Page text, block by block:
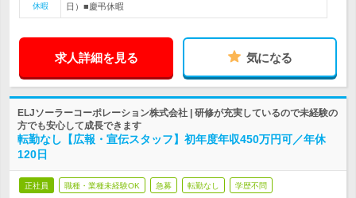
休暇
日）■慶弔休暇
求人詳細を見る 気になる
ELJソーラーコーポレーション株式会社 | 研修が充実しているので未経験の
方でも安心して成長できます
転勤なし【広報・宣伝スタッフ】初年度年収450万円可／年休
120日
正社員 職種・業種未経験OK 急募 転勤なし 学歴不問